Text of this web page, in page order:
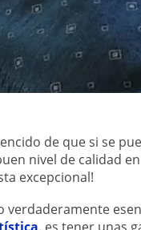
de que si se
nivel de calidad
excepcional!
verdaderamente